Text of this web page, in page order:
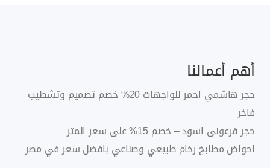
أهم أعمالنا
حجر هاشمي احمر للواجهات 20% خصم تصميم وتشطيب
فاخر
حجر فرعونى اسود – خصم 15% على سعر المتر
احواض مطابخ رخام طبيعي وصناعي بافضل سعر في مصر